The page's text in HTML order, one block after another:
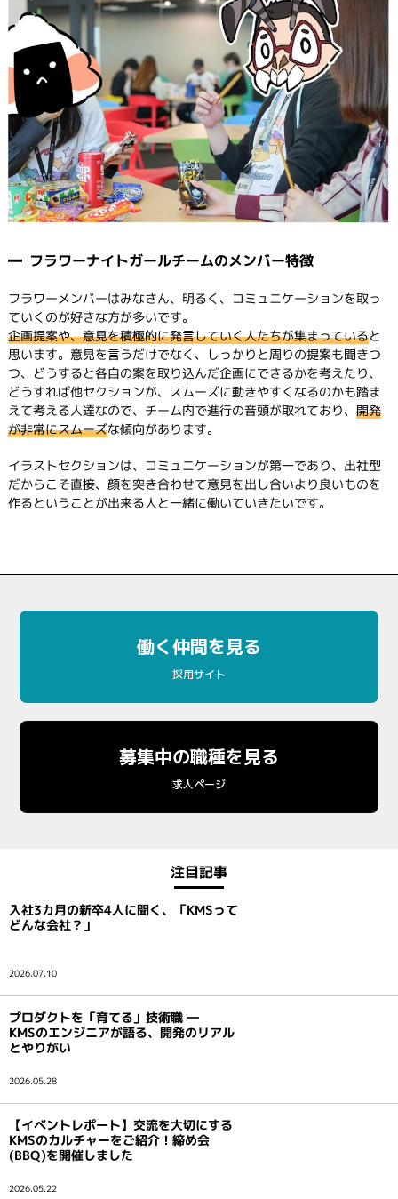
フラワーナイトガールチームのメンバー特徴
フラワーメンバーはみなさん、明るく、コミュニケーションを取っ
ていくのが好きな方が多いです。
企画提案や、意見を積極的に発言していく人たちが集まっていると
思います。意見を言うだけでなく、しっかりと周りの提案も聞きつ
つ、どうすると各自の案を取り込んだ企画にできるかを考えたり、
どうすれば他セクションが、スムーズに動きやすくなるのかも踏ま
えて考える人達なので、チーム内で進行の音頭が取れており、開発
が非常にスムーズな傾向があります。
イラストセクションは、コミュニケーションが第一であり、出社型
だからこそ直接、顔を突き合わせて意見を出し合いより良いものを
作るということが出来る人と一緒に働いていきたいです。
働く仲間を見る
採用サイト
募集中の職種を見る
求人ページ
注目記事
2026.07.10
入社3カ月の新卒4人に聞く、「KMSって
どんな会社？」
2026.05.28
プロダクトを「育てる」技術職 ―
KMSのエンジニアが語る、開発のリアル
とやりがい
2026.05.22
【イベントレポート】交流を大切にする
KMSのカルチャーをご紹介！締め会
(BBQ)を開催しました